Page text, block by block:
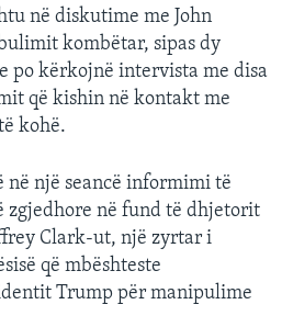
në diskutime me John
kombëtar, sipas dy
po kërkojnë intervista me disa
që kishin në kontakt me
kohë.
një seancë informimi të
në fund të dhjetorit
Clark-ut, një zyrtar i
që mbështeste
Trump për manipulime